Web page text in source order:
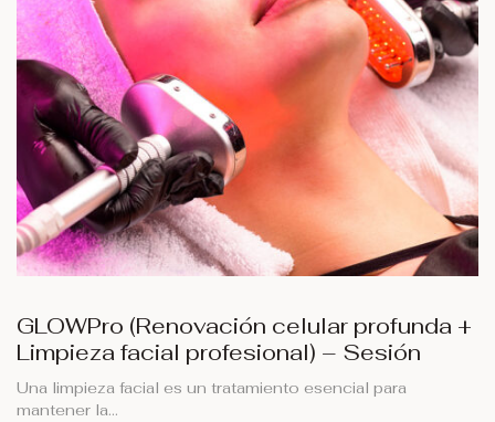
GLOWPro (Renovación celular profunda +
Limpieza facial profesional) – Sesión
Una limpieza facial es un tratamiento esencial para
mantener la…